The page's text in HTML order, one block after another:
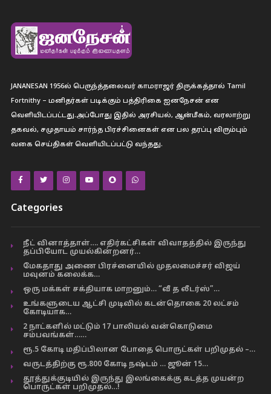
JANANESAN 1956ல் பெருந்த்தலைவர் காமராஜர் திருக்கத்தால் Tamil
Fortnithy – மனிதர்கள் படிக்கும் பத்திரிகை ஐனநேசன் என
வெளியிடப்பட்டது.அப்போது இதில் அரசியல், ஆன்மீகம், வரலாற்று
தகவல், சமுதாயம் சார்ந்த பிரச்சினைகள் என பல தரப்பு விரும்பும்
வகை செய்திகள் வெளியிடப்பட்டு வந்தது.
Categories
நீட் வினாத்தாள்…. எதிர்கட்சிகள் விவாதத்தில் இருந்து
தப்பியோட முயல்கின்றனர்…
மேகதாது அணை பிரச்னையில் முதலமைச்சர் விஜய்
மவுனம் கலைக்க…
ஒரு மக்கள் சக்தியாக மாறனும்… “வீ த லீடர்ஸ்”…
உங்களுடைய ஆட்சி முடிவில் கடன்தொகை 20 லட்சம்
கோடியாக…
2 நாட்களில் மட்டும் 17 பாலியல் வன்கொடுமை
சம்பவங்கள்……
ரூ.5 கோடி மதிப்பிலான போதை பொருட்கள் பறிமுதல் –…
வருடத்திற்கு ரூ.800 கோடி நஷ்டம் … ஜூன் 15…
தூத்துக்குடியில் இருந்து இலங்கைக்கு கடத்த முயன்ற
பொருட்கள் பறிமுதல்…!